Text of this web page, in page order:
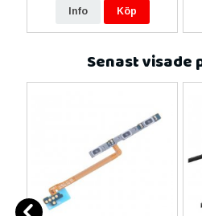
Info Köp
Senast visade